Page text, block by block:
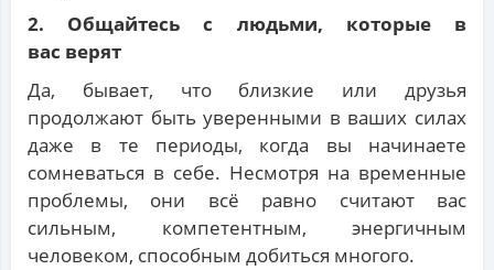
2. Общайтесь с людьми, которые в
вас верят
Да, бывает, что близкие или друзья
продолжают быть уверенными в ваших силах
даже в те периоды, когда вы начинаете
сомневаться в себе. Несмотря на временные
проблемы, они всё равно считают вас
сильным, компетентным, энергичным
человеком, способным добиться многого.